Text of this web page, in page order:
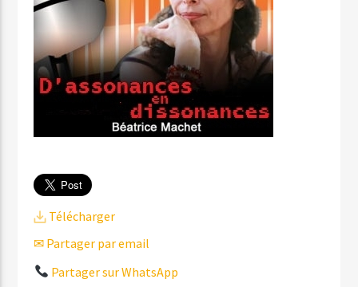
Télécharger
✉ Partager par email
Partager sur WhatsApp